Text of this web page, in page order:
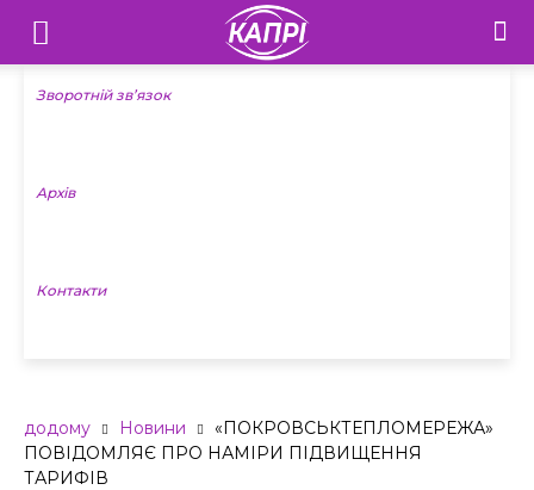
Телебачення
«Капрі»
Новини
Зворотній зв’язок
Архів
Контакти
додому Новини
«ПОКРОВСЬКТЕПЛОМЕРЕЖА»
ПОВІДОМЛЯЄ ПРО НАМІРИ ПІДВИЩЕННЯ
ТАРИФІВ